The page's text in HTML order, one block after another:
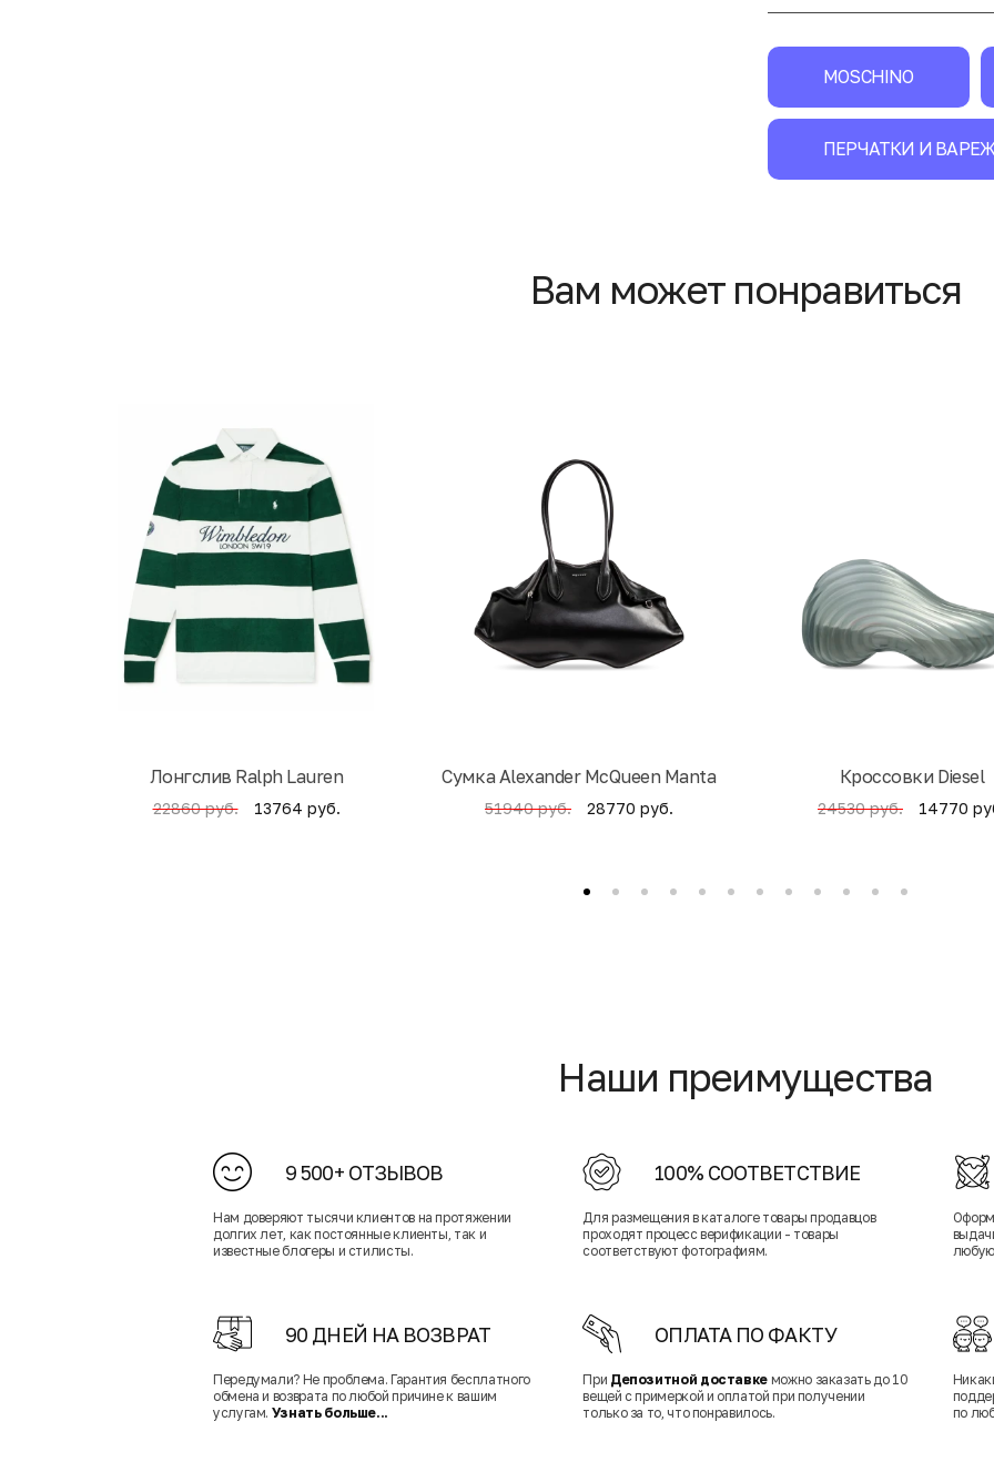
MOSCHINO
ПЕРЧАТКИ И
Вам может понравиться
Лонгслив Ralph Lauren
22860 руб. 13764 руб.
Cумка Alexander McQueen Manta
51940 руб. 28770 руб.
Кроссовки Diesel
24530 руб. 14770
Наши преимущества
9 500+ ОТЗЫВОВ
Нам доверяют тысячи клиентов на протяжении
долгих лет, как постоянные клиенты, так и
известные блогеры и стилисты.
100% СООТВЕТСТВИЕ
Для размещения в каталоге товары продавцов
проходят процесс верификации - товары
соответствуют фотографиям.
90 ДНЕЙ НА ВОЗВРАТ
Передумали? Не проблема. Гарантия бесплатного
обмена и возврата по любой причине к вашим
услугам. Узнать больше...
ОПЛАТА ПО ФАКТУ
При Депозитной доставке можно заказать до 10
вещей с примеркой и оплатой при получении
только за то, что понравилось.
по